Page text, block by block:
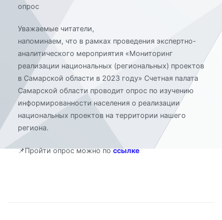
опрос
Уважаемые читатели,
напоминаем, что в рамках проведения экспертно-
аналитического мероприятия «Мониторинг
реализации национальных (региональных) проектов
в Самарской области в 2023 году» Счетная палата
Самарской области проводит опрос по изучению
информированности населения о реализации
национальных проектов на территории нашего
региона.
📌Пройти опрос можно поссылке